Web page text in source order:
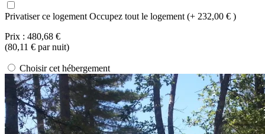
Privatiser ce logement Occupez tout le logement (+ 232,00 € )
Prix : 480,68 €
(80,11 € par nuit)
Choisir cet hébergement